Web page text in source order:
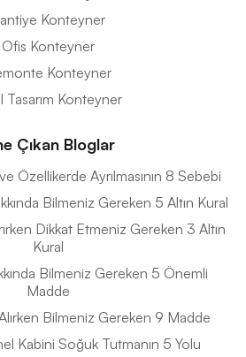
Konteyner
Ofis Konteyner
Konteyner
Tasarım Konteyner
Çıkan Bloglar
Özellikerde Ayrılmasının 8 Sebebi
Bilmeniz Gereken 5 Altın Kural
Dikkat Etmeniz Gereken 3 Altın
Kural
Bilmeniz Gereken 5 Önemli
Madde
Bilmeniz Gereken 9 Madde
Kabini Soğuk Tutmanın 5 Yolu